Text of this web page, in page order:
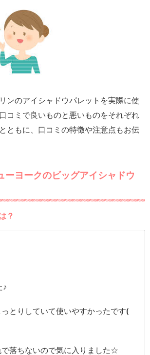
ンのアイシャドウパレットを実際に使
コミで良いものと悪いものをそれぞれ
ともに、口コミの特徴や注意点もお伝
ーヨークのビッグアイシャドウ
？
♪
とりしていて使いやすかったです(
で落ちないので気に入りました☆